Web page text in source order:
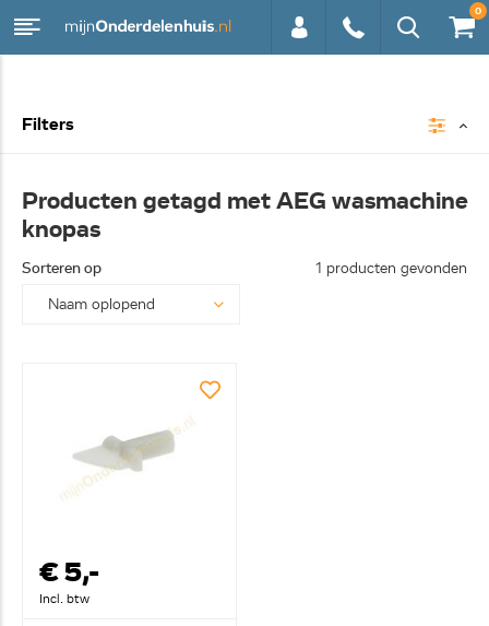
0
Filters
Producten getagd met AEG wasmachine
knopas
Sorteren op 1 producten gevonden
€ 5,-
Incl. btw